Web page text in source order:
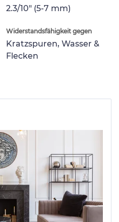
2.3/10" (5-7 mm)
Widerstandsfähigkeit gegen
Kratzspuren, Wasser &
Flecken